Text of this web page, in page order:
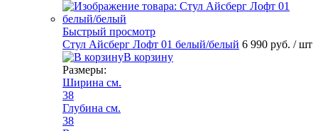
Быстрый просмотр
Стул Айсберг Лофт 01 белый/белый 6 990 руб. / шт
В корзину
Размеры:
Ширина см.
38
Глубина см.
38